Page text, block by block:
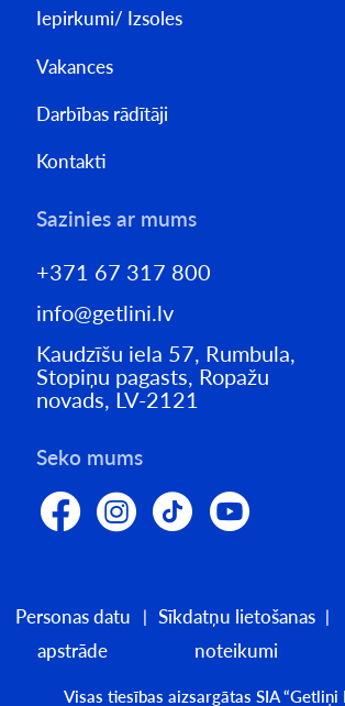
Iepirkumi/ Izsoles
Vakances
Darbības rādītāji
Kontakti
Sazinies ar mums
+371 67 317 800
info@getlini.lv
Kaudzīšu iela 57, Rumbula,
Stopiņu pagasts, Ropažu
novads, LV-2121
Seko mums
Personas datu
apstrāde
Sīkdatņu lietošanas
noteikumi
Visas tiesības aizsargātas SIA “Getliņi